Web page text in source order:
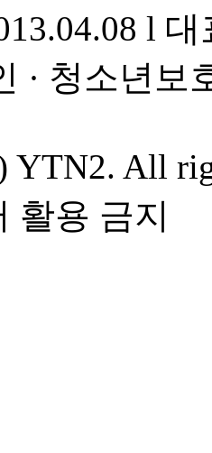
l
· 청소년보
YTN2. All
활용 금지